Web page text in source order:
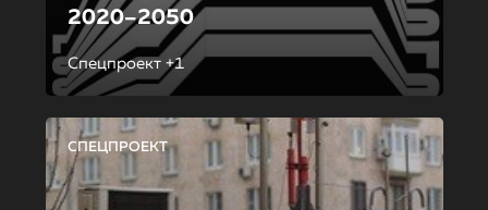
2020–2050
Спецпроект +1
СПЕЦПРОЕКТ